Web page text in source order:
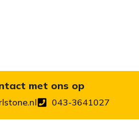
met ons op
043-3641027